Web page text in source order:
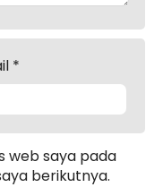
*
web saya pada
berikutnya.